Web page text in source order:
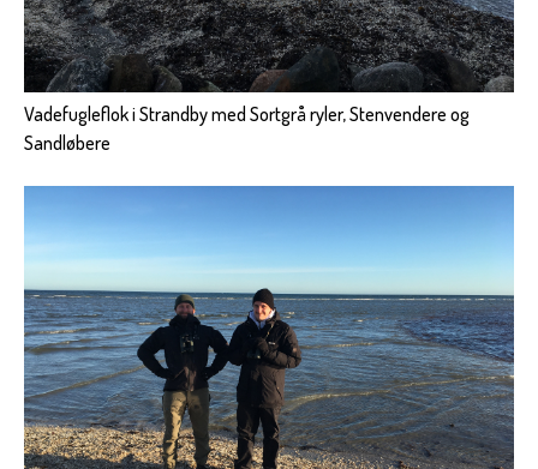
Vadefugleflok i Strandby med Sortgrå ryler, Stenvendere og
Sandløbere